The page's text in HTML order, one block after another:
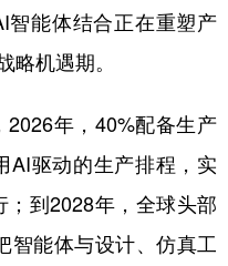
智能体结合正在重塑产
略机遇期。
2026年，40%配备生产
AI驱动的生产排程，实
到2028年，全球头部
智能体与设计、仿真工